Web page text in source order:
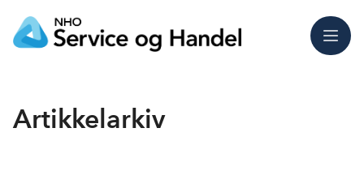
Meny
Artikkelarkiv